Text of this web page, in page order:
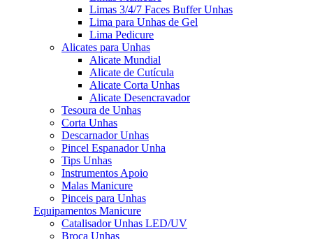
Limas 3/4/7 Faces Buffer Unhas
Lima para Unhas de Gel
Lima Pedicure
Alicates para Unhas
Alicate Mundial
Alicate de Cutícula
Alicate Corta Unhas
Alicate Desencravador
Tesoura de Unhas
Corta Unhas
Descarnador Unhas
Pincel Espanador Unha
Tips Unhas
Instrumentos Apoio
Malas Manicure
Pinceis para Unhas
Equipamentos Manicure
Catalisador Unhas LED/UV
Broca Unhas